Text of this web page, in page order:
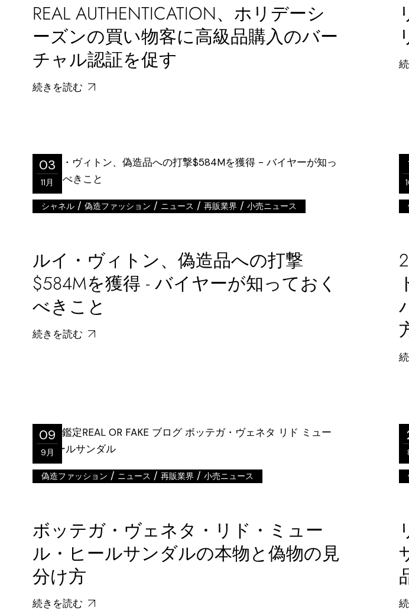
REAL AUTHENTICATION、ホリデーシ
ーズンの買い物客に高級品購入のバー
チャル認証を促す
続きを読む
03
11月
シャネル /偽造ファッション / ニュース /再販業界 /小売ニュース
ルイ・ヴィトン、偽造品への打撃
$584Mを獲得 - バイヤーが知っておく
べきこと
続きを読む
09
9月
偽造ファッション / ニュース /再販業界 /小売ニュース
ボッテガ・ヴェネタ・リド・ミュー
ル・ヒールサンダルの本物と偽物の見
分け方
続きを読む